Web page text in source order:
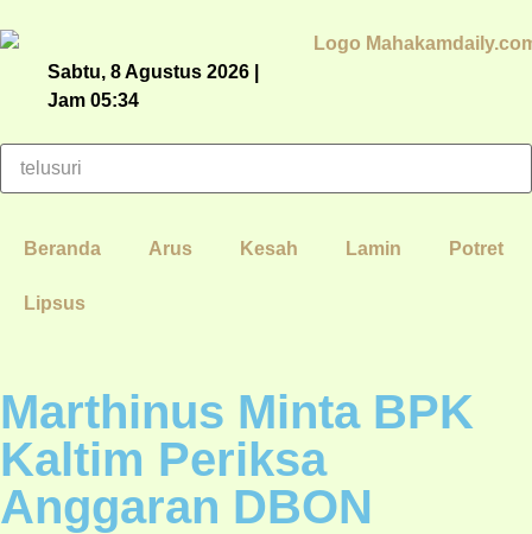
Sabtu, 8 Agustus 2026 |
Jam 05:34
Beranda Arus Kesah Lamin Potret
Lipsus
Marthinus Minta BPK
Kaltim Periksa
Anggaran DBON